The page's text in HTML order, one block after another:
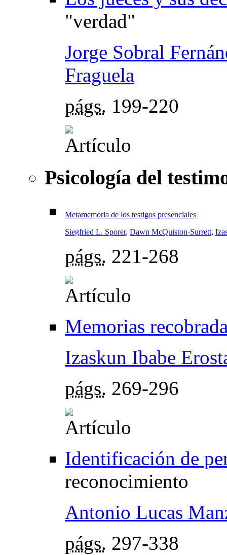
"verdad"
Jorge Sobral
Fraguela
págs. 199-220
Psicología del
Metamemoria de los testigos presenciales
Siegfried L. Sporer, Dawn McQuiston-Surrett,
págs. 221-268
Memorias
Izaskun Ibabe
págs. 269-296
Identificación de
reconocimiento
Antonio Lucas
págs. 297-338